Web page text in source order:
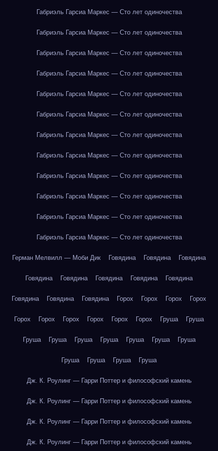
Габриэль Гарсиа Маркес — Сто лет одиночества
Габриэль Гарсиа Маркес — Сто лет одиночества
Габриэль Гарсиа Маркес — Сто лет одиночества
Габриэль Гарсиа Маркес — Сто лет одиночества
Габриэль Гарсиа Маркес — Сто лет одиночества
Габриэль Гарсиа Маркес — Сто лет одиночества
Габриэль Гарсиа Маркес — Сто лет одиночества
Габриэль Гарсиа Маркес — Сто лет одиночества
Габриэль Гарсиа Маркес — Сто лет одиночества
Габриэль Гарсиа Маркес — Сто лет одиночества
Габриэль Гарсиа Маркес — Сто лет одиночества
Габриэль Гарсиа Маркес — Сто лет одиночества
Герман Мелвилл — Моби Дик Говядина Говядина Говядина
Говядина Говядина Говядина Говядина Говядина
Говядина Говядина Говядина Горох Горох Горох Горох
Горох Горох Горох Горох Горох Горох Груша Груша
Груша Груша Груша Груша Груша Груша Груша
Груша Груша Груша Груша
Дж. К. Роулинг — Гарри Поттер и философский камень
Дж. К. Роулинг — Гарри Поттер и философский камень
Дж. К. Роулинг — Гарри Поттер и философский камень
Дж. К. Роулинг — Гарри Поттер и философский камень